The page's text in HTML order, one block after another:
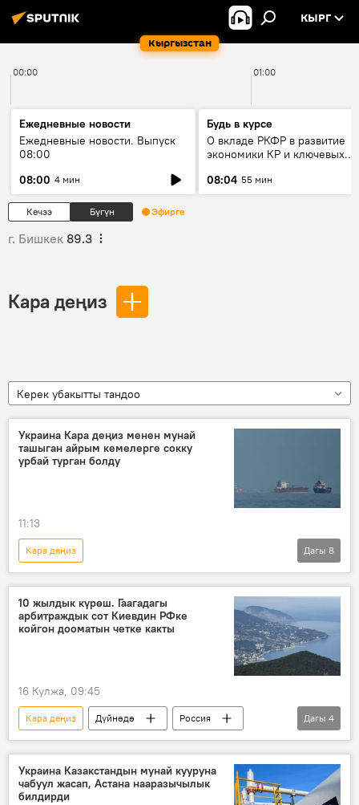
Кыргызстан
КЫРГ
00:00 01:00
Ежедневные новости
Ежедневные новости. Выпуск
08:00
08:00 4 мин
Будь в курсе
О вкладе РКФР в развитие
экономики КР и ключевых
08:04 55 мин
Кечээ Бүгүн Эфирге
г. Бишкек 89.3
Кара деңиз
Керек убакытты тандоо
Украина Кара деңиз менен мунай
ташыган айрым кемелерге сокку
урбай турган болду
11:13
Кара деңиз
Россиянын Донбассты коргоо боюнча атайын операциясы
Дүйнөдө
АКШ
Казакстан
мунай
Дагы 8
10 жылдык күрөш. Гаагадагы
арбитраждык сот Киевдин РФке
койгон дооматын четке какты
16 Кулжа, 09:45
Кара деңиз Дүйнөдө
Россия
Украина
Гаага
Крым
ТИМ
Дагы 4
Украина Казакстандын мунай кууруна
чабуул жасап, Астана нааразычылык
билдирди